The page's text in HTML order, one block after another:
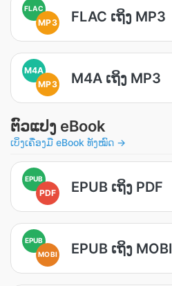
FLAC
MP3 FLAC ເຖິງ MP3
M4A
MP3
M4A ເຖິງ MP3
ຕົວແປງ eBook
ເບິ່ງເຄື່ອງມື eBook ທັງໝົດ →
EPUB
PDF EPUB ເຖິງ PDF
EPUB
MOBI
EPUB ເຖິງ MOBI